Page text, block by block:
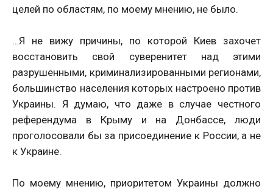
целей по областям, по моему мнению, не было.
…Я не вижу причины, по которой Киев захочет
восстановить свой суверенитет над этими
разрушенными, криминализированными регионами,
большинство населения которых настроено против
Украины. Я думаю, что даже в случае честного
референдума в Крыму и на Донбассе, люди
проголосовали бы за присоединение к России, а не
к Украине.
По моему мнению, приоритетом Украины должно